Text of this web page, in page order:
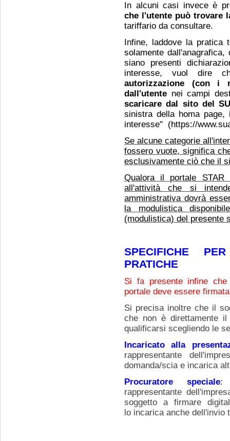
In alcuni casi invece è
che l'utente può trovare
tariffario da consultare.
Infine, laddove la pratica
solamente
siano presenti
interesse, vuol dire
autorizzazione (con i
dall'utente nei campi
scaricare dal sito del
sinistra della homa page,
interesse" (https://
Se alcune categorie
fossero vuote, significa
esclusivamente ciò che il
Qualora il portale
all'attività che si
amministrativa dovrà
la modulistica
(modulistica) del presente
SPECIFICHE
PRATICHE
Si fa presente infine
portale deve essere
Si precisa inoltre che il
che non è direttamente
qualificarsi scegliendo le
Incaricato alla
rappresentante
domanda/scia e incarica
Procuratore speciale
rappresentante
soggetto a firmare
lo incarica anche dell'invio